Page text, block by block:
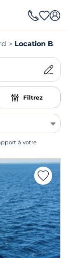
Location
Filtrez
à votre